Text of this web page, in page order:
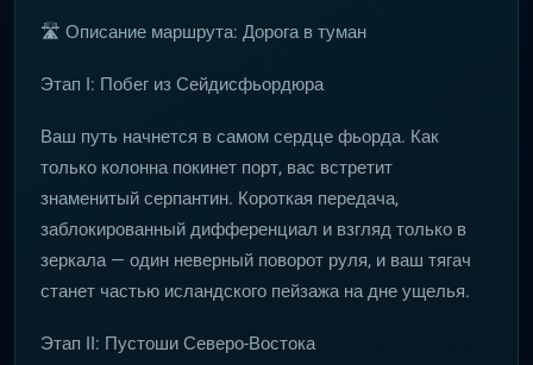
🛣️ Описание маршрута: Дорога в туман
Этап I: Побег из Сейдисфьордюра
Ваш путь начнется в самом сердце фьорда. Как
только колонна покинет порт, вас встретит
знаменитый серпантин. Короткая передача,
заблокированный дифференциал и взгляд только в
зеркала — один неверный поворот руля, и ваш тягач
станет частью исландского пейзажа на дне ущелья.
Этап II: Пустоши Северо-Востока